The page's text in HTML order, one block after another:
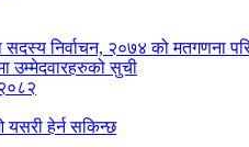
निर्वाचन, २०७४ को मतगणना
उम्मेदवारहरुको सुची
यसरी हेर्न सकिन्छ